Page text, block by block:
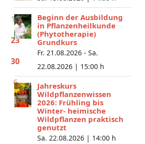
16
23
30
6
Beginn der Ausbildung
in Pflanzenheilkunde
(Phytotherapie)
Grundkurs
Fr. 21.08.2026 - Sa.
22.08.2026 | 15:00 h
Jahreskurs
Wildpflanzenwissen
2026: Frühling bis
Winter- heimische
Wildpflanzen praktisch
genutzt
Sa. 22.08.2026 | 14:00 h